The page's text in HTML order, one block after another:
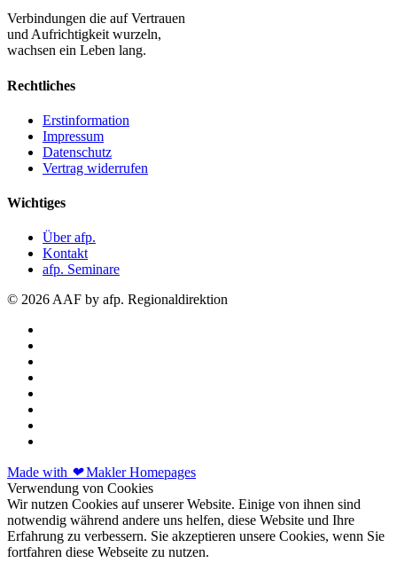
Verbindungen die auf Vertrauen
und Aufrichtigkeit wurzeln,
wachsen ein Leben lang.
Rechtliches
Erstinformation
Impressum
Datenschutz
Vertrag widerrufen
Wichtiges
Über afp.
Kontakt
afp. Seminare
© 2026 AAF by afp. Regionaldirektion
Made with ❤Makler Homepages
Verwendung von Cookies
Wir nutzen Cookies auf unserer Website. Einige von ihnen sind
notwendig während andere uns helfen, diese Website und Ihre
Erfahrung zu verbessern. Sie akzeptieren unsere Cookies, wenn Sie
fortfahren diese Webseite zu nutzen.